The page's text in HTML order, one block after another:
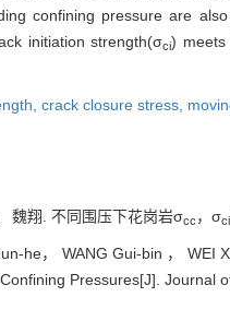
confining pressure are
initiation strength(σci) meets
crack closure stress,
魏翔. 不同围压下花岗岩σcc ，σci
he， WANG Gui-bin ，
Pressures[J]. Journal